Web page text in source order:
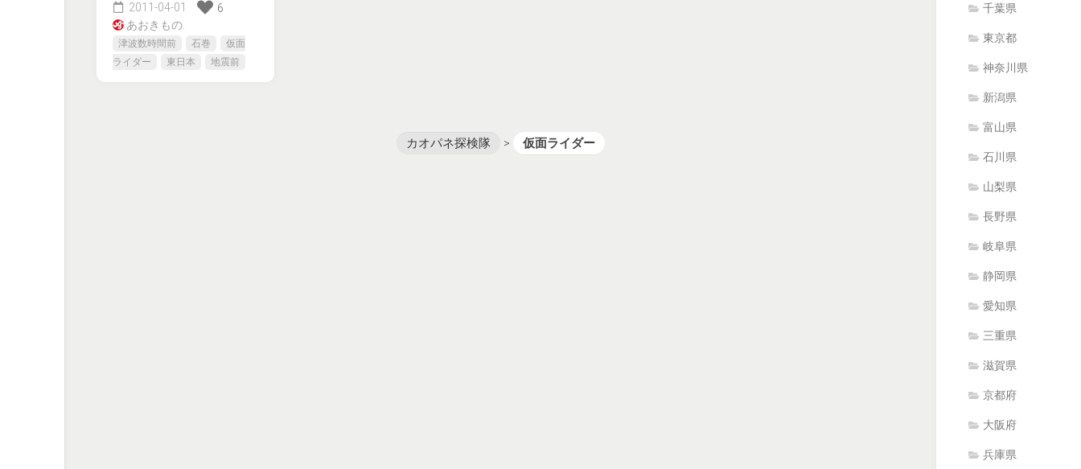
2011-04-01
6
あおきもの.
津波数時間前 石巻
仮面
ライダー
東日本 地震前
カオパネ探検隊 > 仮面ライダー
千葉県
東京都
神奈川県
新潟県
富山県
石川県
山梨県
長野県
岐阜県
静岡県
愛知県
三重県
滋賀県
京都府
大阪府
兵庫県